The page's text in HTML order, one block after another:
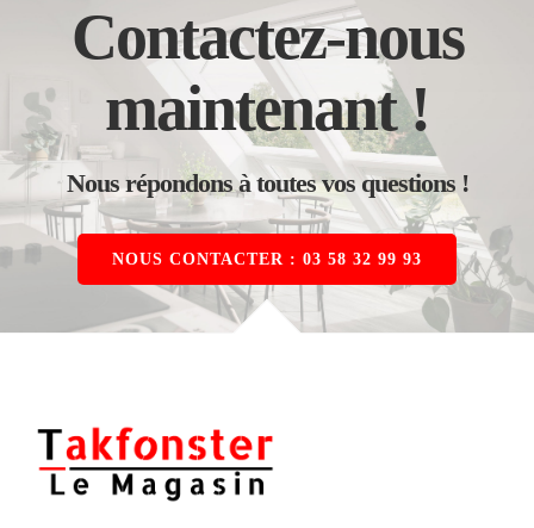
Contactez-nous
maintenant !
Nous répondons à toutes vos questions !
NOUS CONTACTER : 03 58 32 99 93